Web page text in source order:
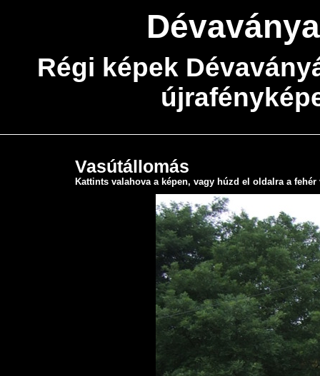
Régi képek
Vasútállomás
Kattints valahova a képen, vagy húzd el oldalra a fehér